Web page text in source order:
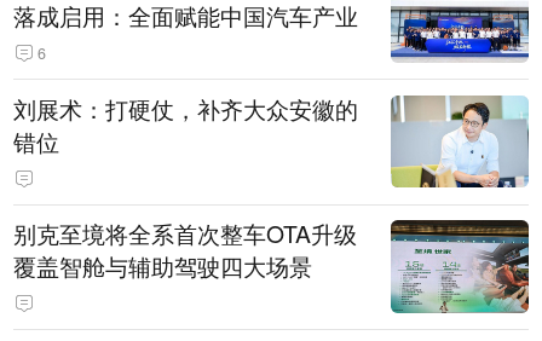
落成启用：全面赋能中国汽车产业
6
刘展术：打硬仗，补齐大众安徽的
错位
别克至境将全系首次整车OTA升级
覆盖智舱与辅助驾驶四大场景